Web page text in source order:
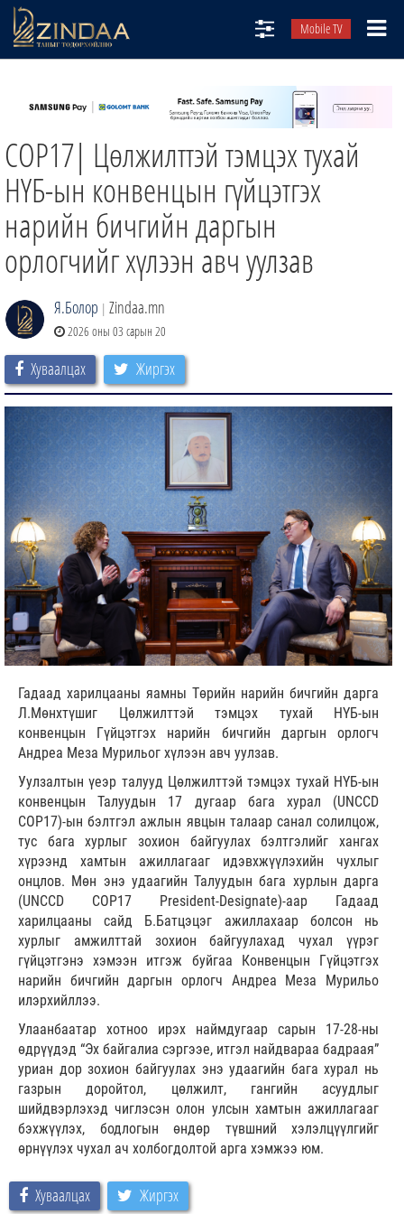
Mobile TV
ТВ8
ӨГЛӨӨНИЙ СОНИН
АУДИО ЗОХИОЛ
ЗИНДАА СЭТГҮҮЛ
СОР17| Цөлжилттэй тэмцэх тухай
НҮБ-ын конвенцын гүйцэтгэх
нарийн бичгийн даргын
орлогчийг хүлээн авч уулзав
Я.Болор | Zindaa.mn
2026 оны 03 сарын 20
Хуваалцах Жиргэх
Гадаад харилцааны яамны Төрийн нарийн бичгийн дарга
Л.Мөнхтүшиг Цөлжилттэй тэмцэх тухай НҮБ-ын
конвенцын Гүйцэтгэх нарийн бичгийн даргын орлогч
Андреа Меза Мурильог хүлээн авч уулзав.
Уулзалтын үеэр талууд Цөлжилттэй тэмцэх тухай НҮБ-ын
конвенцын Талуудын 17 дугаар бага хурал (UNCCD
COP17)-ын бэлтгэл ажлын явцын талаар санал солилцож,
тус бага хурлыг зохион байгуулах бэлтгэлийг хангах
хүрээнд хамтын ажиллагааг идэвхжүүлэхийн чухлыг
онцлов. Мөн энэ удаагийн Талуудын бага хурлын дарга
(UNCCD COP17 President-Designate)-аар Гадаад
харилцааны сайд Б.Батцэцэг ажиллахаар болсон нь
хурлыг амжилттай зохион байгуулахад чухал үүрэг
гүйцэтгэнэ хэмээн итгэж буйгаа Конвенцын Гүйцэтгэх
нарийн бичгийн даргын орлогч Андреа Меза Мурильо
илэрхийллээ.
Улаанбаатар хотноо ирэх наймдугаар сарын 17-28-ны
өдрүүдэд “Эх байгалиа сэргээе, итгэл найдвараа бадраая”
уриан дор зохион байгуулах энэ удаагийн бага хурал нь
газрын доройтол, цөлжилт, гангийн асуудлыг
шийдвэрлэхэд чиглэсэн олон улсын хамтын ажиллагааг
бэхжүүлэх, бодлогын өндөр түвшний хэлэлцүүлгийг
өрнүүлэх чухал ач холбогдолтой арга хэмжээ юм.
Хуваалцах Жиргэх